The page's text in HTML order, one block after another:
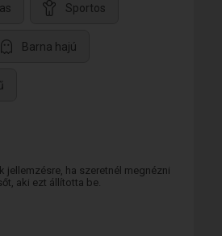
Sportos
Barna hajú
jellemzésre, ha szeretnél megnézni
aki ezt állította be.